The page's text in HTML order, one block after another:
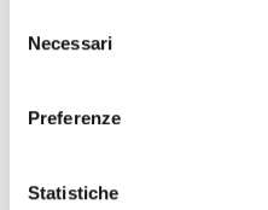
delNecessari
Preferenze
Statistiche